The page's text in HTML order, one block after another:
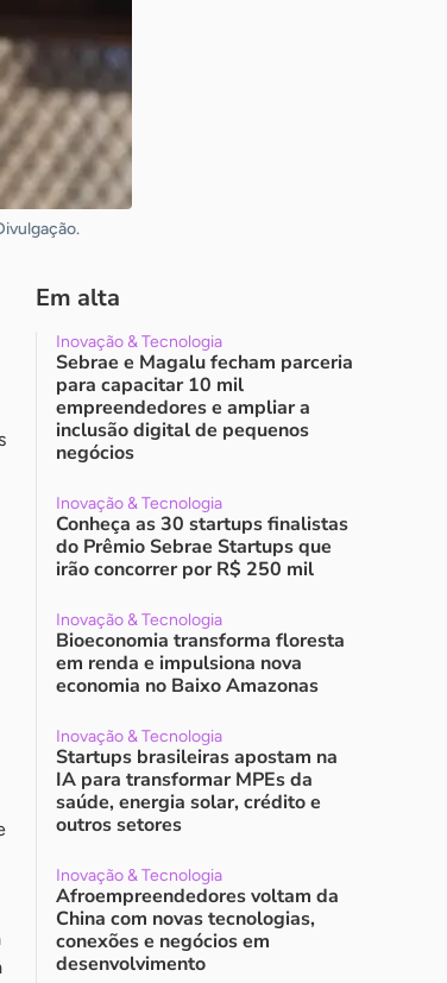
Em alta
Inovação & Tecnologia
Sebrae e Magalu fecham parceria
para capacitar 10 mil
empreendedores e ampliar a
inclusão digital de pequenos
negócios
Inovação & Tecnologia
Conheça as 30 startups finalistas
do Prêmio Sebrae Startups que
irão concorrer por R$ 250 mil
Inovação & Tecnologia
Bioeconomia transforma floresta
em renda e impulsiona nova
economia no Baixo Amazonas
Inovação & Tecnologia
Startups brasileiras apostam na
IA para transformar MPEs da
saúde, energia solar, crédito e
outros setores
Inovação & Tecnologia
Afroempreendedores voltam da
China com novas tecnologias,
conexões e negócios em
desenvolvimento